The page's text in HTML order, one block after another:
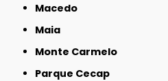
Macedo
Maia
Monte Carmelo
Parque Cecap